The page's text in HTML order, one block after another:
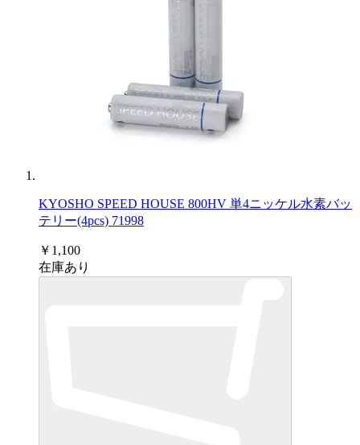
KYOSHO SPEED HOUSE 800HV 単4ニッケル水素バッ
テリー(4pcs) 71998
￥1,100
在庫あり